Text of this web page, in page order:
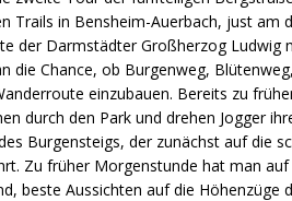
Trails in Bensheim-Auerbach, just am
der Darmstädter Großherzog Ludwig
die Chance, ob Burgenweg,
einzubauen. Bereits zu
durch den Park und drehen Jogger
Burgensteigs, der zunächst auf die
Zu früher Morgenstunde hat man
beste Aussichten auf die